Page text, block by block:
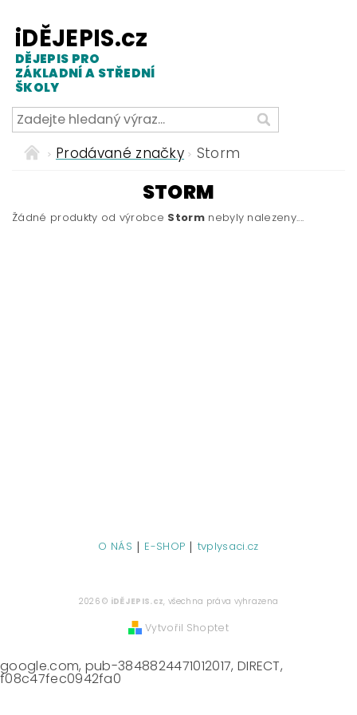
iDĚJEPIS.cz
DĚJEPIS PRO
ZÁKLADNÍ A STŘEDNÍ
ŠKOLY
Prodávané značky Storm
STORM
Žádné produkty od výrobce Stormnebyly nalezeny....
O NÁS | E-SHOP | tvplysaci.cz
2026 © iDĚJEPIS.cz, všechna práva vyhrazena
Vytvořil Shoptet
google.com, pub-3848824471012017, DIRECT,
f08c47fec0942fa0